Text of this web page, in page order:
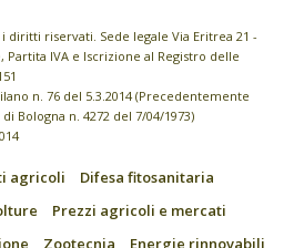
diritti riservati. Sede legale Via Eritrea 21 -
Partita IVA e Iscrizione al Registro delle
n. 76 del 5.3.2014 (Precedentemente
Bologna n. 4272 del 7/04/1973)
agricoli
Difesa fitosanitaria
Prezzi agricoli e mercati
Zootecnia
Energie rinnovabili